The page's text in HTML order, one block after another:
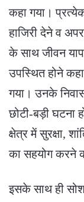
कहा गया।
हाजिरी देने व
के साथ जीवन
उपस्थित होने
गया। उनके
छोटी-बड़ी घटना
क्षेत्र में सुरक्षा,
का सहयोग करने
इसके साथ ही